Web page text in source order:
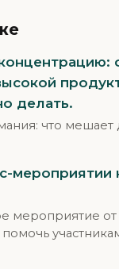
делать.
что мешает
мероприятии
мероприятие от